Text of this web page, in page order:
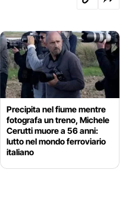
Precipita nel fiume mentre
fotografa un treno, Michele
Cerutti muore a 56 anni:
lutto nel mondo ferroviario
italiano